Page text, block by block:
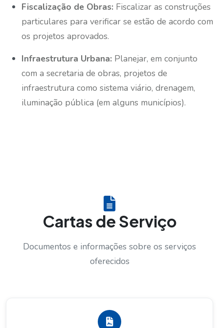
Fiscalização de Obras: Fiscalizar as construções
particulares para verificar se estão de acordo com
os projetos aprovados.
Infraestrutura Urbana: Planejar, em conjunto
com a secretaria de obras, projetos de
infraestrutura como sistema viário, drenagem,
iluminação pública (em alguns municípios).
Cartas de Serviço
Documentos e informações sobre os serviços
oferecidos